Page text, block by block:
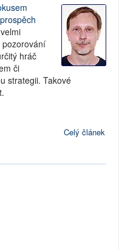
pozorování
hráč
či
strategii. Takové
Celý článek